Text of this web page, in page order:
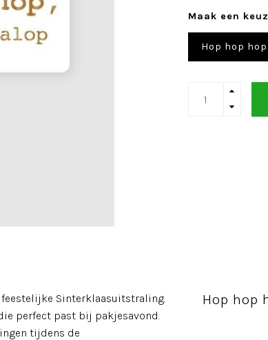
Maak een
Hop hop
Sinterklaasuitstraling.
perfect past bij pakjesavond.
tijdens de
Hop hop